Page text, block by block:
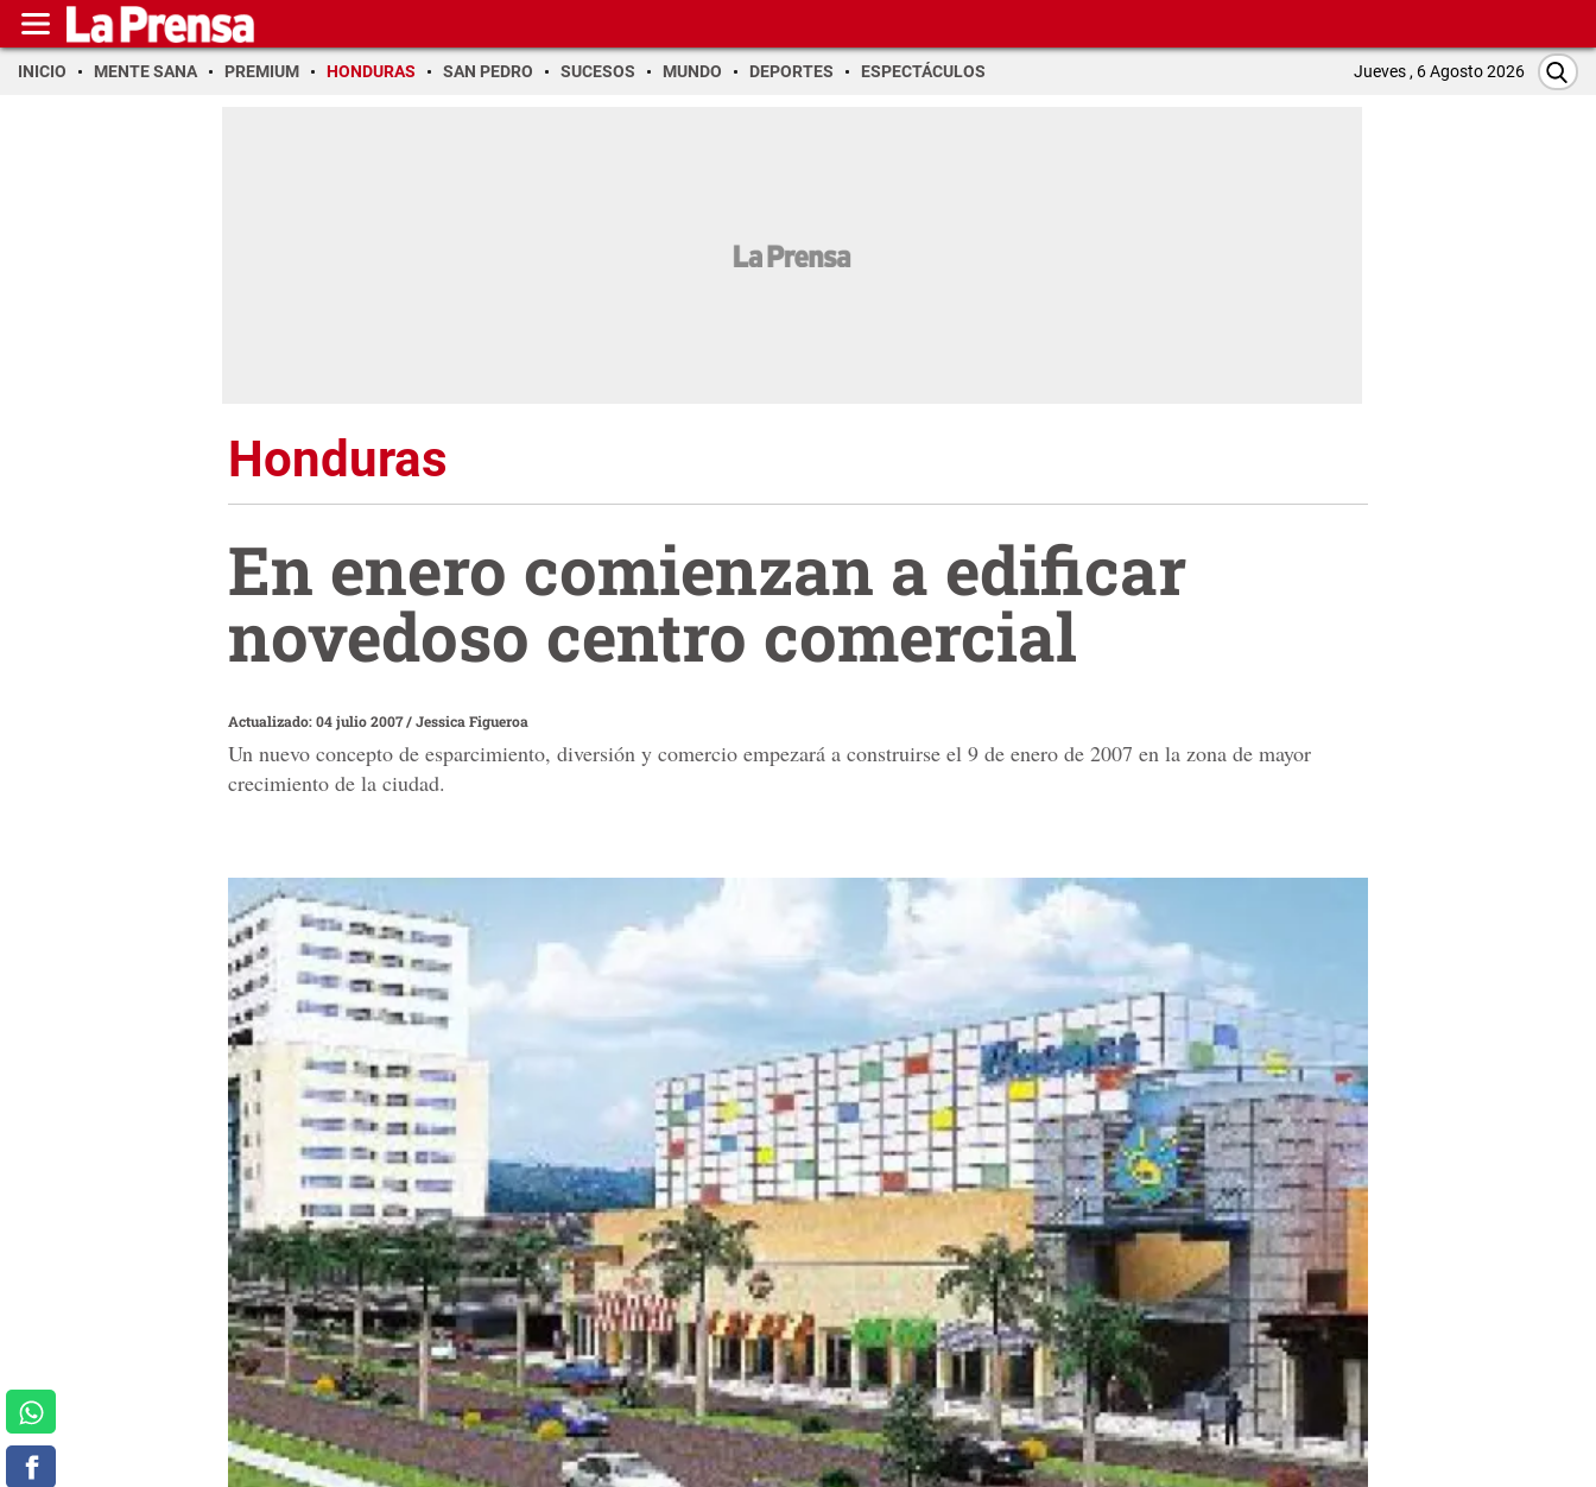
INICIO MENTE SANA PREMIUM HONDURAS SAN PEDRO SUCESOS MUNDO DEPORTES ESPECTÁCULOS Jueves , 6 Agosto 2026
Honduras
En enero comienzan a edificar
novedoso centro comercial
Actualizado: 04 julio 2007/Jessica Figueroa
Un nuevo concepto de esparcimiento, diversión y comercio empezará a construirse el 9 de enero de 2007 en la zona de mayor
crecimiento de la ciudad.